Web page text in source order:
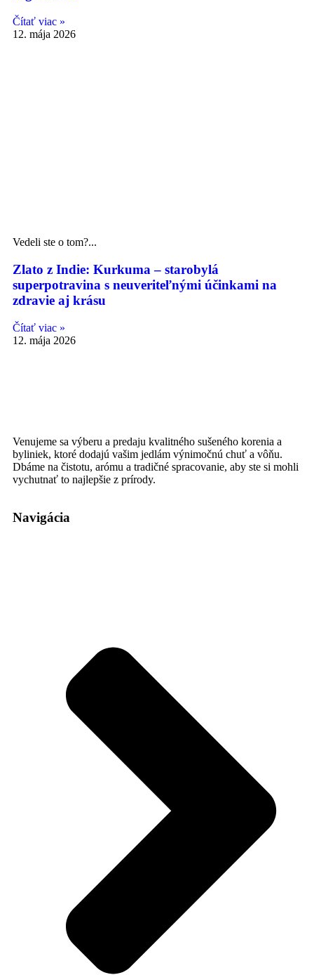
Čítať viac »
12. mája 2026
Vedeli ste o tom?...
Zlato z Indie: Kurkuma – starobylá
superpotravina s neuveriteľnými účinkami na
zdravie aj krásu
Čítať viac »
12. mája 2026
Venujeme sa výberu a predaju kvalitného sušeného korenia a
byliniek, ktoré dodajú vašim jedlám výnimočnú chuť a vôňu.
Dbáme na čistotu, arómu a tradičné spracovanie, aby ste si mohli
vychutnať to najlepšie z prírody.
Navigácia